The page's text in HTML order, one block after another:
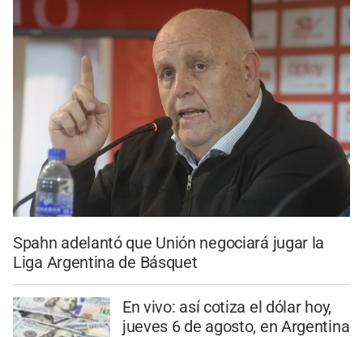
Spahn adelantó que Unión negociará jugar la
Liga Argentina de Básquet
En vivo: así cotiza el dólar hoy,
jueves 6 de agosto, en Argentina